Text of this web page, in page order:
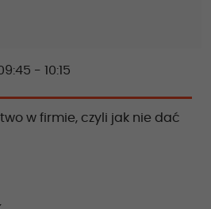
- 10:15
w firmie, czyli jak nie dać